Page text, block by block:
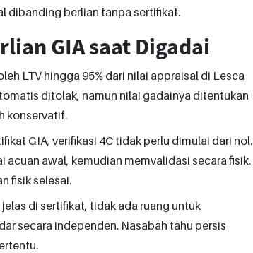
dibanding berlian tanpa sertifikat.
GIA saat Digadai
LTV hingga 95% dari nilai appraisal di Lesca
ditolak, namun nilai gadainya ditentukan
konservatif.
GIA, verifikasi 4C tidak perlu dimulai dari nol.
awal, kemudian memvalidasi secara fisik.
fisik selesai.
di sertifikat, tidak ada ruang untuk
secara independen. Nasabah tahu persis